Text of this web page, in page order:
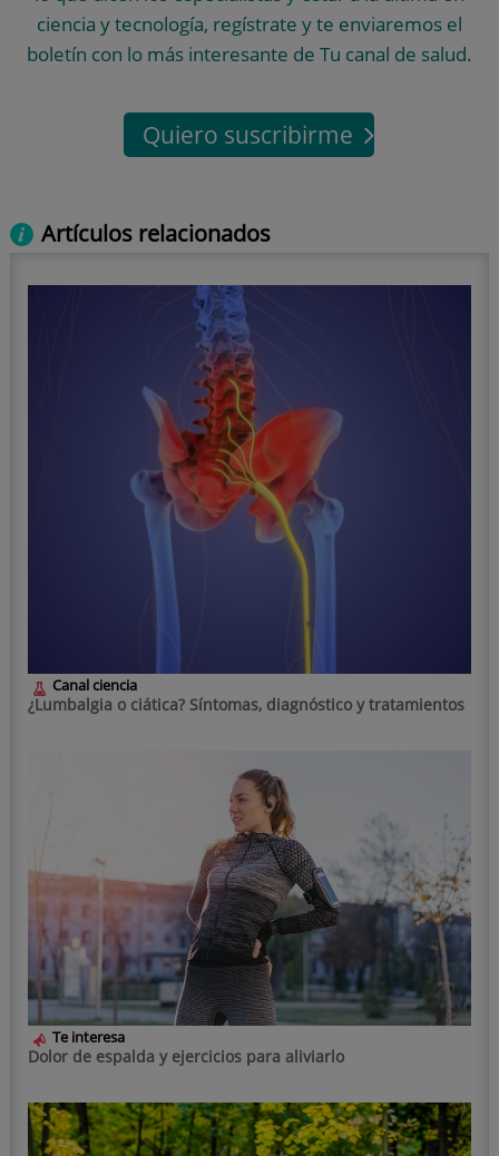
ciencia y tecnología, regístrate y te enviaremos el
boletín con lo más interesante de Tu canal de salud.
Quiero suscribirme
Artículos relacionados
Canal ciencia
¿Lumbalgia o ciática? Síntomas, diagnóstico y tratamientos
Te interesa
Dolor de espalda y ejercicios para aliviarlo